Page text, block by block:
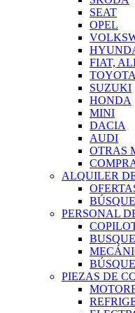
SEAT
OPEL
FIAT,
TOYOTA
SUZUKI
HONDA
MINI
DACIA
AUDI
OTRAS
ALQUILER
PERSONAL
PIEZAS DE